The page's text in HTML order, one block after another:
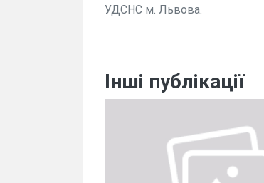
УДСНС м. Львова.
Інші публікації